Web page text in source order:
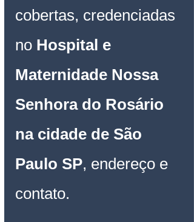
cobertas, credenciadas
no Hospital e
Maternidade Nossa
Senhora do Rosário
na cidade de São
Paulo SP, endereço e
contato.